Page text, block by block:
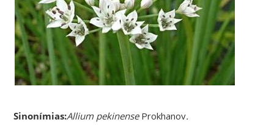
Sinonímias:Allium pekinenseProkhanov.